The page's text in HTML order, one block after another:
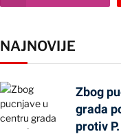
NAJNOVIJE
Zbog
grada
protiv